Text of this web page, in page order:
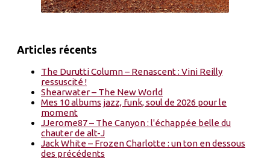
Articles récents
The Durutti Column – Renascent : Vini Reilly
ressuscité !
Shearwater – The New World
Mes 10 albums jazz, funk, soul de 2026 pour le
moment
JJerome87 – The Canyon : l'échappée belle du
chauter de alt-J
Jack White – Frozen Charlotte : un ton en dessous
des précédents